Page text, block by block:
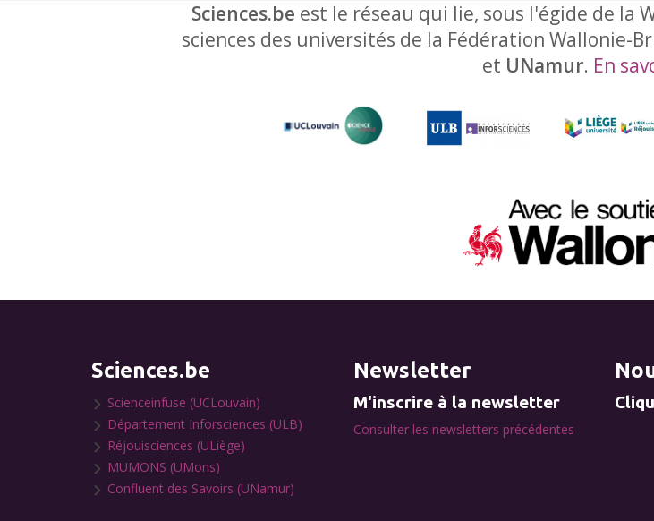
Sciences.be est le réseau qui lie, sous l'égide de la
sciences des universités de la Fédération Wallonie-
et UNamur. En
Sciences.be
Scienceinfuse (UCLouvain)
Département Inforsciences (ULB)
Réjouisciences (ULiège)
MUMONS (UMons)
Confluent des Savoirs (UNamur)
Newsletter
M'inscrire à la newsletter
Consulter les newsletters précédentes